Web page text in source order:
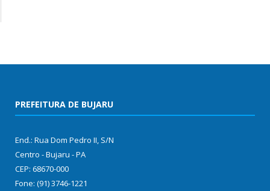
PREFEITURA DE BUJARU
End.: Rua Dom Pedro II, S/N
Centro - Bujaru - PA
CEP: 68670-000
Fone: (91) 3746-1221